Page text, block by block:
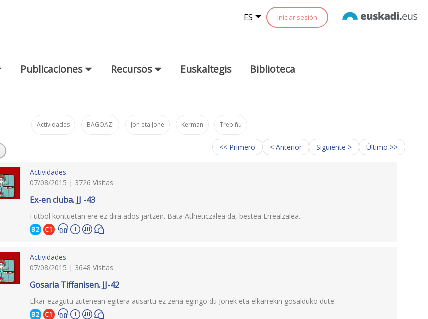
ES Iniciar sesión
Publicaciones Recursos Euskaltegis Biblioteca
Actividades BAGOAZ! Jon eta Jone Kerman Trebiñu
<< Primero < Anterior Siguiente > Último >>
Actividades
07/08/2015 | 3726 Visitas
Ex-en cluba. JJ -43
Futbol kontuetan ere ez dira ados jartzen. Bata Atlheticzalea da, bestea Errealzalea.
B2 C1
Actividades
07/08/2015 | 3648 Visitas
Gosaria Tiffanisen. JJ-42
Elkar ezagutu zutenean egitera ausartu ez zena egingo du Jonek eta elkarrekin gosalduko dute.
B2 C1